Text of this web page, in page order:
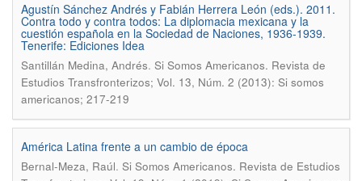
Agustín Sánchez Andrés y Fabián Herrera León (eds.). 2011.
Contra todo y contra todos: La diplomacia mexicana y la
cuestión española en la Sociedad de Naciones, 1936-1939.
Tenerife: Ediciones Idea
Santillán Medina, Andrés. Si Somos Americanos. Revista de
Estudios Transfronterizos; Vol. 13, Núm. 2 (2013): Si somos
americanos; 217-219
América Latina frente a un cambio de época
Bernal-Meza, Raúl. Si Somos Americanos. Revista de Estudios